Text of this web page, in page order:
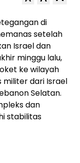
di
setelah
Israel dan
minggu lalu,
ke wilayah
militer dari Israel
Selatan.
dan
stabilitas